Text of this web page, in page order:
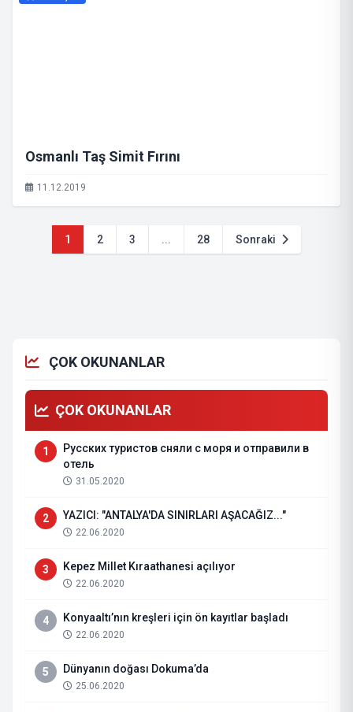
Osmanlı Taş Simit Fırını
11.12.2019
1 2 3 ... 28 Sonraki
ÇOK OKUNANLAR
ÇOK OKUNANLAR
1
Русских туристов сняли с моря и отправили в
отель
31.05.2020
2 YAZICI: "ANTALYA'DA SINIRLARI AŞACAĞIZ..."
22.06.2020
3 Kepez Millet Kıraathanesi açılıyor
22.06.2020
4 Konyaaltı’nın kreşleri için ön kayıtlar başladı
22.06.2020
5 Dünyanın doğası Dokuma’da
25.06.2020